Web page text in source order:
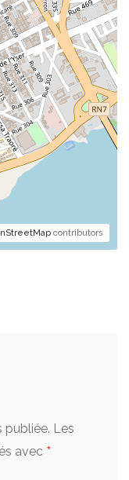
contributors
publiée. Les
avec *